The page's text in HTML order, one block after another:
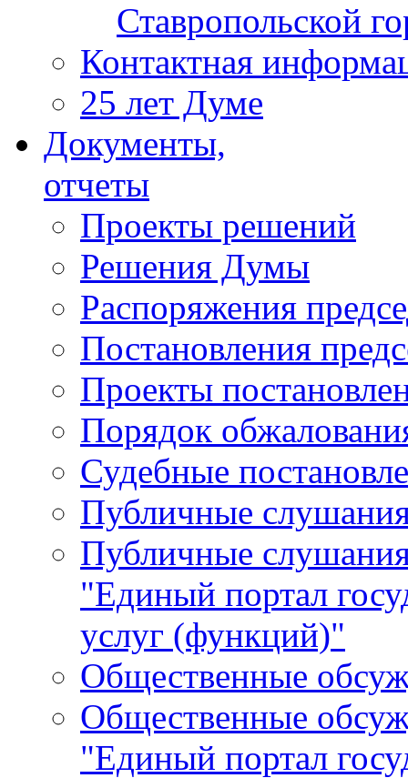
Ставропольской
Контактная
25 лет Думе
Документы,
отчеты
Проекты решений
Решения Думы
Распоряжения
Постановления
Проекты
Порядок
Судебные
Публичные
Публичные
"Единый портал
услуг (функций)"
Общественные
Общественные
"Единый портал